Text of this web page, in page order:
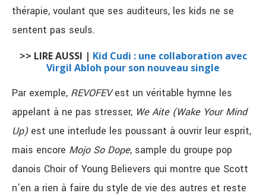
thérapie, voulant que ses auditeurs, les kids ne se
sentent pas seuls.
>> LIRE AUSSI | Kid Cudi : une collaboration avec
Virgil Abloh pour son nouveau single
Par exemple, REVOFEVest un véritable hymne les
appelant à ne pas stresser, We Aite (Wake Your Mind
Up)est une interlude les poussant à ouvrir leur esprit,
mais encore Mojo So Dope, sample du groupe pop
danois Choir of Young Believers qui montre que Scott
n’en a rien à faire du style de vie des autres et reste